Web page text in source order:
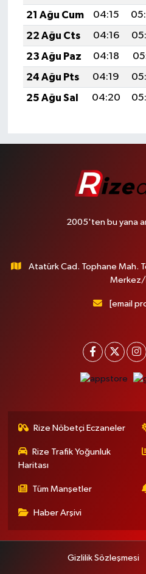
21 Ağu Cum
04:15
22 Ağu Cts
04:16
23 Ağu Paz
04:18
24 Ağu Pts
04:19
25 Ağu Sal
04:20
2005'ten bu yana
Atatürk Cad. Tophane Mah.
Merkez/
[email
Rize Nöbetçi Eczaneler
Rize Trafik Yoğunluk
Haritası
Tüm Manşetler
Haber Arşivi
Gizlilik Sözleşmesi